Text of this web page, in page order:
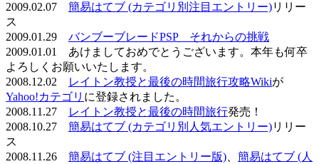
2009.02.07 簡易はてブ (カテゴリ別注目エントリー)リリー
ス
2009.01.29 バンブーブレードPSP それからの挑戦
2009.01.01 あけましておめでとうございます。本年も何卒
よろしくお願いいたします。
2008.12.02
レイトン教授と最後の時間旅行攻略Wikiが
Yahoo!カテゴリ に登録されました。
2008.11.27
レイトン教授と最後の時間旅行発売！
2008.10.27 簡易はてブ (カテゴリ別人気エントリー)リリー
ス
2008.11.26 簡易はてブ (注目エントリー版)
簡易はてブ (人